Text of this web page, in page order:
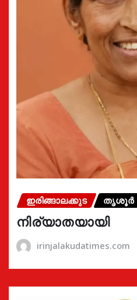
ഇരിങ്ങാലക്കുട തൃശൂർ
നിര്യാതയായി
irinjalakudatimes.com